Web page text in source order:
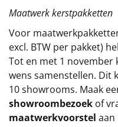
Cadeaubon
Per stuk
Alle overige
Maatwerk kerstpakketten
Voor
excl. BTW per pakket)
Tot en met 1 november
wens samenstellen. Dit
10 showrooms. Maak
showroombezoek of
maatwerkvoorstel aan